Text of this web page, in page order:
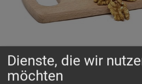
Dienste, die wir
möchten